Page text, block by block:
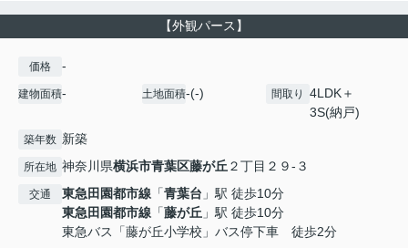
【外観パース】
価格 -
建物面積- 土地面積-(-) 間取り
4LDK＋
3S(納戸)
築年数 新築
所在地 神奈川県横浜市青葉区藤が丘 ２丁目２９-３
交通 東急田園都市線 「青葉台 」駅 徒歩10分
東急田園都市線 「藤が丘 」駅 徒歩10分
東急バス「藤が丘小学校」バス停下車 徒歩2分